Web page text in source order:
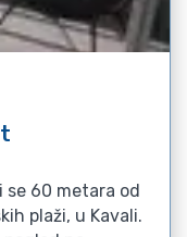
60 metara od
plaži, u Kavali.